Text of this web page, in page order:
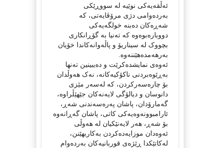
ئەڵقەیەکی نوێیە لە سووڕێکی
بەردەوامی دژی مرۆڤایەتی، کە
شەڕەکان دەبنە خولگەیەکی
دووبارەبوەوە کە تەنیا بە گۆڕانکاری
بچووک لە سیناریۆ و پاڵەوانەکاندا خۆیان
بەرهەمدەهێننەوە.
ئەوەی نمایشدەکرێت و دەیبینین تەنها
بەڕێوەبردنی ناکۆکیەکانە، نەک هەوڵدان
بۆ چارەسەرکردن، کە لەسەر مێزی
دانوسان و دیالۆگی لایەنەکان جێهێڵراوە،
گەمارۆدان، پاشان پەرەسەندنی شەڕ،
ئارامبوونەوەیەکی کاتی، پاشان گەڕانەوە
بۆ شەڕ، هەر لایەنێکیان لە هەوڵی
ئەوەدان موزایەدەکردن بەکاربهێنن،
لەکاتێکدا ڕێژەی قوربانیەکان بەردەوام